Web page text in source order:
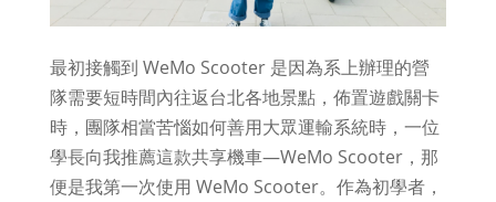
最初接觸到 WeMo Scooter 是因為系上辦理的營
隊需要短時間內往返台北各地景點，佈置遊戲關卡
時，團隊相當苦惱如何善用大眾運輸系統時，一位
學長向我推薦這款共享機車—WeMo Scooter，那
便是我第一次使用 WeMo Scooter。作為初學者，